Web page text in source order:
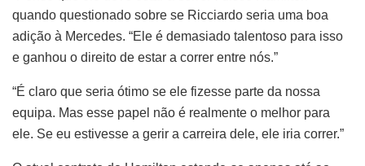
quando questionado sobre se Ricciardo seria uma boa
adição à Mercedes. “Ele é demasiado talentoso para isso
e ganhou o direito de estar a correr entre nós.”
“É claro que seria ótimo se ele fizesse parte da nossa
equipa. Mas esse papel não é realmente o melhor para
ele. Se eu estivesse a gerir a carreira dele, ele iria correr.”